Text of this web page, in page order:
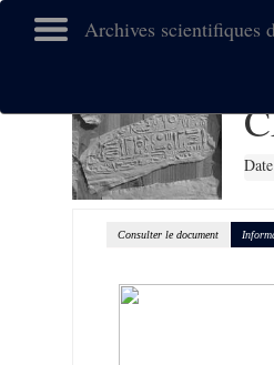
Archives scientifiques
Consulter le document